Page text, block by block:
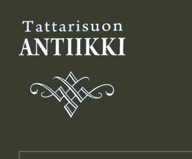
Tattarisuon Antiikki
Haku: